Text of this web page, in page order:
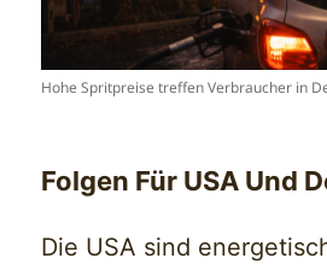
Hohe Spritpreise treffen Verbraucher in
Folgen Für USA Und
Die USA sind